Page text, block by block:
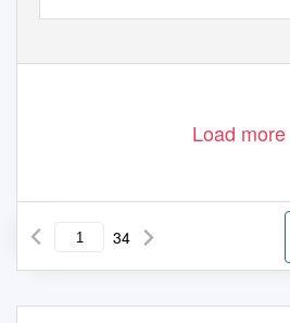
Load more
34